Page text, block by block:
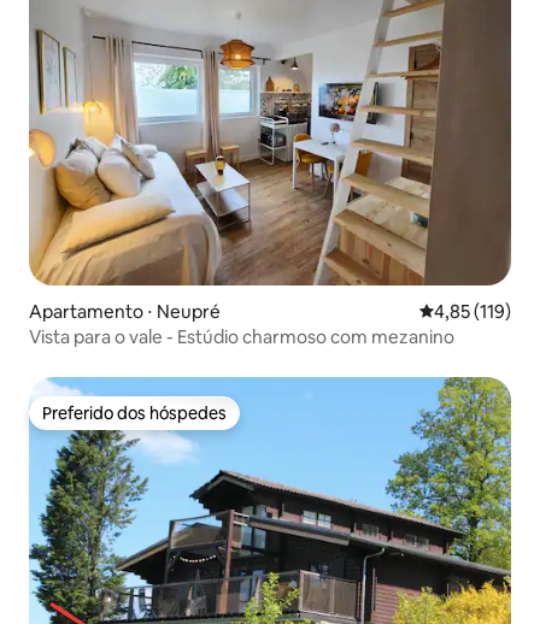
Apartamento ⋅ Neupré 4,85 de uma
4,85 (119)
Vista para o vale - Estúdio charmoso com mezanino
Preferido dos hóspedes
Preferido dos hóspedes